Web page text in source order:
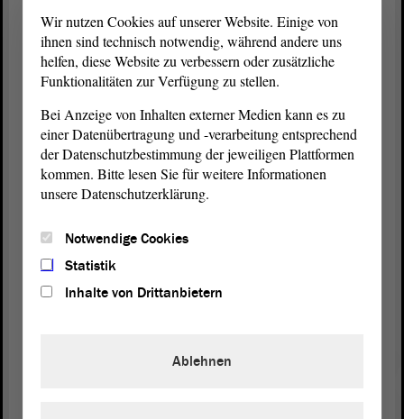
Fall. Hierbei handelt es sich dem entgegen um Per-
sonen, die furchtbare Dinge auf ihrer Flucht erlebt
haben und davon oftmals traumatisiert sind. Nicht
selten spielen bei Gewalterfahrung auch
Sicherheitsbehörden eine Rolle. Diese Menschen
brauchen Schutz vor einer Retraumatisierung. Es
kann nicht sein, dass Sicherheitsmitarbeiter wegen
Kleinigkei-ten sichere Rückzugsräume betreten.
Hausordnungen durch Gerichte regelmäßig
schwierig ist, weil das Rechtsschutzbedürfnis
wegfällt, wenn die Person nach ein paar Monaten
Wissend um diese Umstände ist es auch politisch
Wir nutzen Cookies auf unserer Website. Einige von
ihnen sind technisch notwendig, während andere uns
helfen, diese Website zu verbessern oder zusätzliche
Funktionalitäten zur Verfügung zu stellen.
Bei Anzeige von Inhalten externer Medien kann es zu
einer Datenübertragung und -verarbeitung entsprechend
der Datenschutzbestimmung der jeweiligen Plattformen
kommen. Bitte lesen Sie für weitere Informationen
unsere Datenschutzerklärung.
Notwendige Cookies
Statistik
Inhalte von Drittanbietern
Ablehnen